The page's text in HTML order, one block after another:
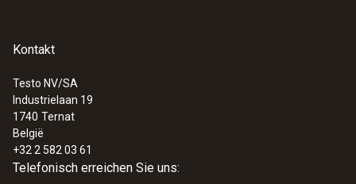
:0563 2051
für halbfeste Medien
€ 284,00
Kontakt
Testo NV/SA
Industrielaan 19
1740 Ternat
België
+32 2 582 03 61
Telefonisch erreichen Sie uns: